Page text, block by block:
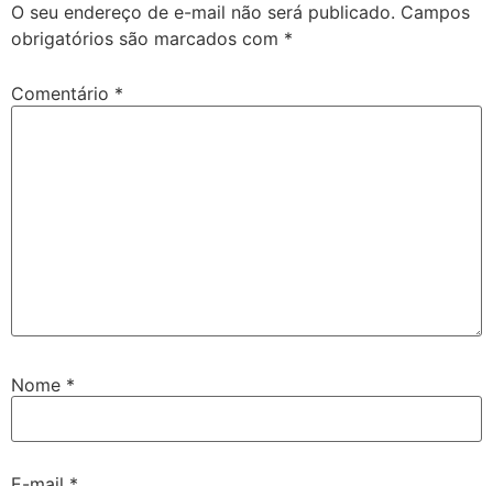
O seu endereço de e-mail não será publicado. Campos
obrigatórios são marcados com *
Comentário *
Nome *